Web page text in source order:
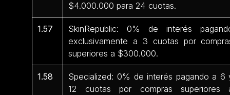
$4.000.000 para 24 cuotas.
1.57
SkinRepublic: 0% de interés
exclusivamente a 3 cuotas por
superiores a $300.000.
1.58
Specialized: 0% de interés pagando a 6
12 cuotas por compras superiores